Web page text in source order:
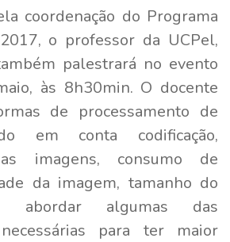
coordenação do Programa
o professor da UCPel,
palestrará no evento
às 8h30min. O docente
de processamento de
em conta codificação,
imagens, consumo de
da imagem, tamanho do
abordar algumas das
necessárias para ter maior